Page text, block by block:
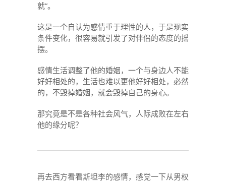
就”。
这是一个自认为感情重于理性的人，于是现实
条件变化，很容易就引发了对伴侣的态度的摇
摆。
感情生活调整了他的婚姻，一个与身边人不能
好好相处的，生活也难以更他好好相处，必然
的，不毁掉婚姻，就会毁掉自己的身心。
那究竟是不是各种社会风气，人际成败在左右
他的缘分呢？
再去西方看看斯坦李的感情，感觉一下从男权